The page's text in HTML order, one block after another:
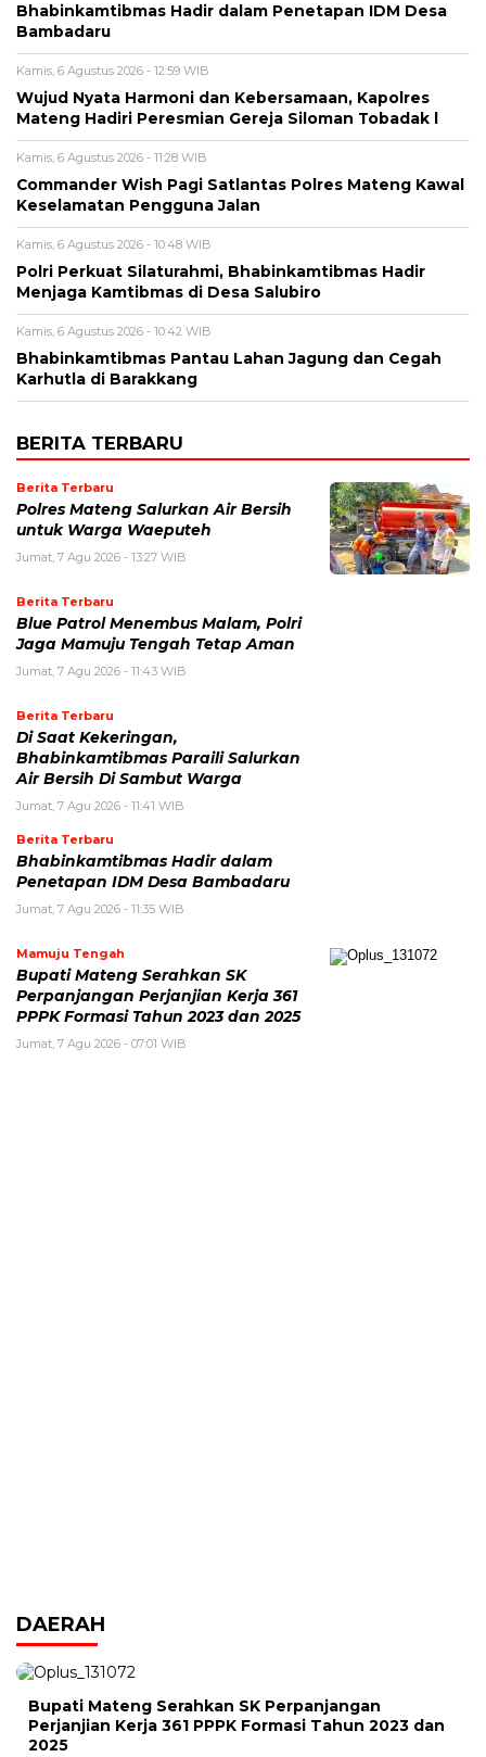
Bhabinkamtibmas Hadir dalam Penetapan IDM Desa
Bambadaru
Kamis, 6 Agustus 2026 - 12:59 WIB
Wujud Nyata Harmoni dan Kebersamaan, Kapolres
Mateng Hadiri Peresmian Gereja Siloman Tobadak l
Kamis, 6 Agustus 2026 - 11:28 WIB
Commander Wish Pagi Satlantas Polres Mateng Kawal
Keselamatan Pengguna Jalan
Kamis, 6 Agustus 2026 - 10:48 WIB
Polri Perkuat Silaturahmi, Bhabinkamtibmas Hadir
Menjaga Kamtibmas di Desa Salubiro
Kamis, 6 Agustus 2026 - 10:42 WIB
Bhabinkamtibmas Pantau Lahan Jagung dan Cegah
Karhutla di Barakkang
BERITA TERBARU
Berita Terbaru
Polres Mateng Salurkan Air Bersih
untuk Warga Waeputeh
Jumat, 7 Agu 2026 - 13:27 WIB
Berita Terbaru
Blue Patrol Menembus Malam, Polri
Jaga Mamuju Tengah Tetap Aman
Jumat, 7 Agu 2026 - 11:43 WIB
Berita Terbaru
Di Saat Kekeringan,
Bhabinkamtibmas Paraili Salurkan
Air Bersih Di Sambut Warga
Jumat, 7 Agu 2026 - 11:41 WIB
Berita Terbaru
Bhabinkamtibmas Hadir dalam
Penetapan IDM Desa Bambadaru
Jumat, 7 Agu 2026 - 11:35 WIB
Mamuju Tengah
Bupati Mateng Serahkan SK
Perpanjangan Perjanjian Kerja 361
PPPK Formasi Tahun 2023 dan 2025
Jumat, 7 Agu 2026 - 07:01 WIB
DAERAH
Bupati Mateng Serahkan SK Perpanjangan
Perjanjian Kerja 361 PPPK Formasi Tahun 2023 dan
2025